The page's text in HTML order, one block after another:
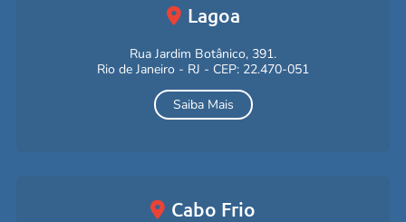
Lagoa
Rua Jardim Botânico, 391.
Rio de Janeiro - RJ - CEP: 22.470-051
Saiba Mais
Cabo Frio